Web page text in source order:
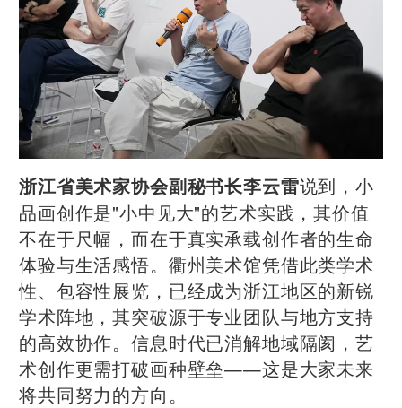
浙江省美术家协会副秘书长李云雷说到，小
品画创作是"小中见大"的艺术实践，其价值
不在于尺幅，而在于真实承载创作者的生命
体验与生活感悟。衢州美术馆凭借此类学术
性、包容性展览，已经成为浙江地区的新锐
学术阵地，其突破源于专业团队与地方支持
的高效协作。信息时代已消解地域隔阂，艺
术创作更需打破画种壁垒——这是大家未来
将共同努力的方向。